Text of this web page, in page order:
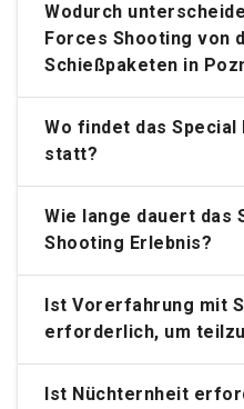
Wodurch
Forces Shooting von
Schießpaketen in
Wo findet das
statt?
Wie lange dauert das
Shooting Erlebnis?
Ist Vorerfahrung mit
erforderlich, um
Ist Nüchternheit